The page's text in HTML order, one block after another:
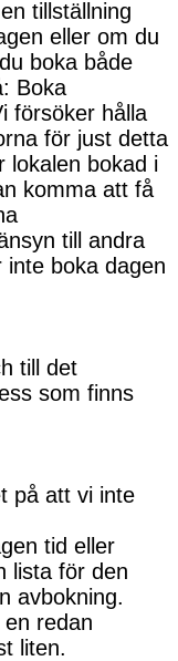
tillställning
eller om du
boka både
Boka
försöker hålla
för just detta
lokalen bokad i
komma att få
till andra
inte boka dagen
till det
som finns
på att vi inte
tid eller
lista för den
avbokning.
redan
liten.